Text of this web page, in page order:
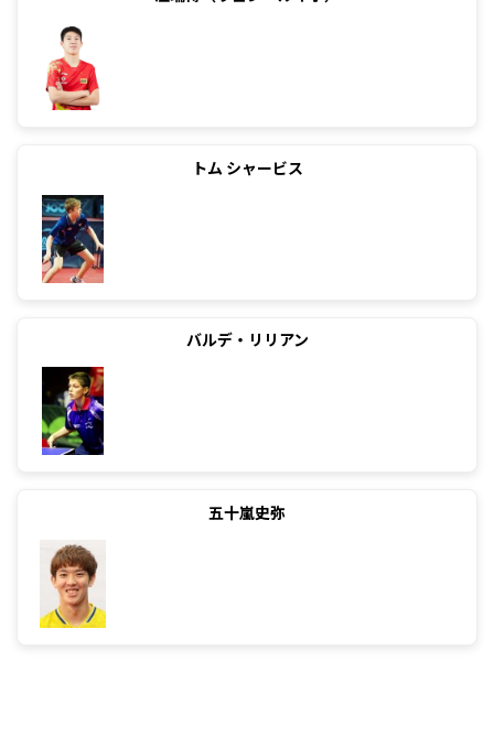
トム シャービス
バルデ・リリアン
五十嵐史弥